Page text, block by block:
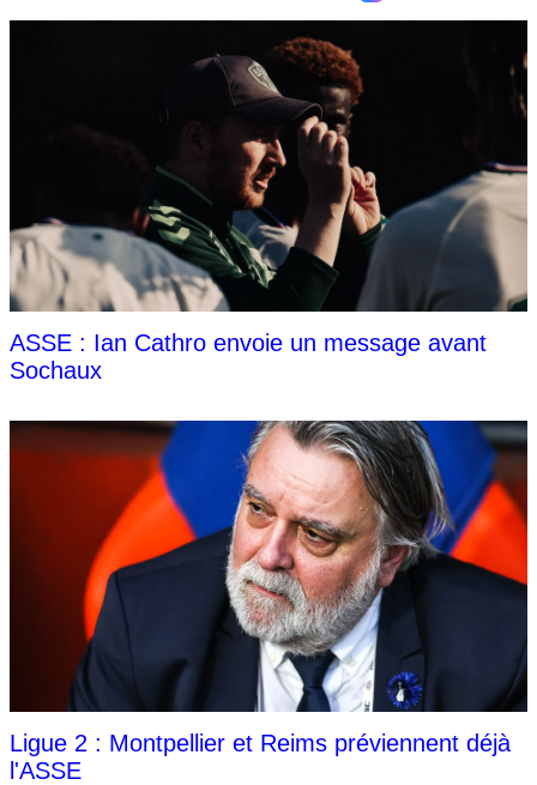
ASSE : Ian Cathro envoie un message avant
Sochaux
Ligue 2 : Montpellier et Reims préviennent déjà
l'ASSE